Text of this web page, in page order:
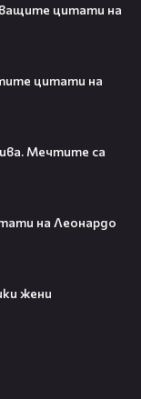
цитати на
цитати на
Мечтите са
на Леонардо
жени